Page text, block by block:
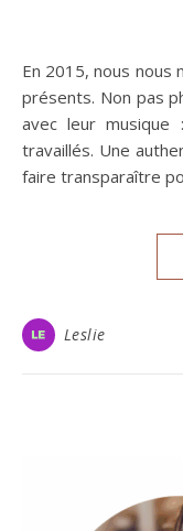
En 2015, nous nous marions et les Mumford & Sons seront
présents. Non pas
avec leur
travaillés. Une
faire transparaître
Leslie